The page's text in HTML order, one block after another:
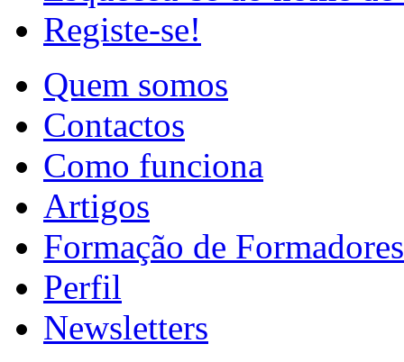
Registe-se!
Quem somos
Contactos
Como funciona
Artigos
Formação de Formadores
Perfil
Newsletters